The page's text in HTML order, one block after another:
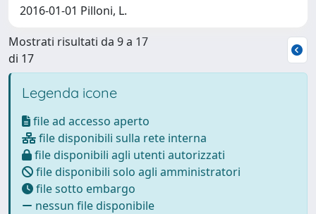
2016-01-01 Pilloni, L.
Mostrati risultati da 9 a 17
di 17
Legenda icone
file ad accesso aperto
file disponibili sulla rete interna
file disponibili agli utenti autorizzati
file disponibili solo agli amministratori
file sotto embargo
nessun file disponibile